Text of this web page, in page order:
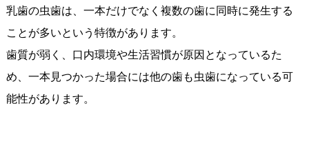
乳歯の虫歯は、一本だけでなく複数の歯に同時に発生する
ことが多いという特徴があります。
歯質が弱く、口内環境や生活習慣が原因となっているた
め、一本見つかった場合には他の歯も虫歯になっている可
能性があります。